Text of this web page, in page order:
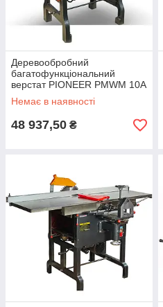
Деревообробний
багатофункціональний
верстат PIONEER PMWM 10A
Немає в наявності
48 937,50 ₴